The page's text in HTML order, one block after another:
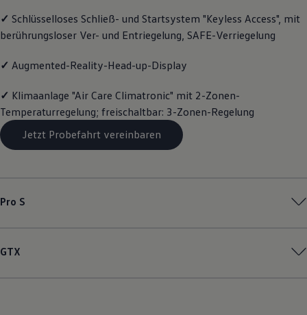
Räder und Reifen
Pannen- und Unfallhilfe
Volkswagen Teile
Zubehör
Schutz und Pflege
Transport
Entertainment und Elektronik
Individualisieren
Wallbox und Ladekabel
✓ Schlüsselloses Schließ- und Startsystem "Keyless Access", mit
berührungsloser Ver- und Entriegelung, SAFE-Verriegelung
✓ Augmented-Reality-Head-up-Display
✓ Klimaanlage "Air Care Climatronic" mit 2-Zonen-
Temperaturregelung; freischaltbar: 3-Zonen-Regelung
Jetzt Probefahrt vereinbaren
Pro S
GTX